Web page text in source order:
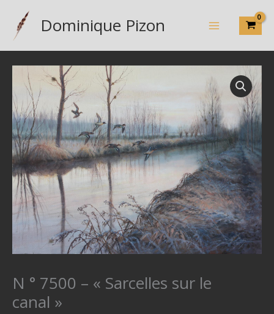
contenu
Dominique Pizon
N ° 7500 – « Sarcelles sur le
canal »